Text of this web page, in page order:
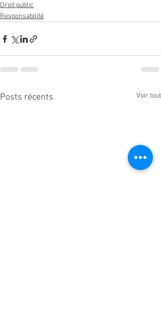
Droit public
Responsabilité
Posts récents Voir tout